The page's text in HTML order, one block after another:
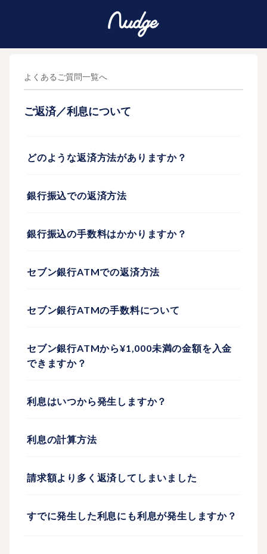
よくあるご質問一覧へ
ご返済／利息について
どのような返済方法がありますか？
銀行振込での返済方法
銀行振込の手数料はかかりますか？
セブン銀行ATMでの返済方法
セブン銀行ATMの手数料について
セブン銀行ATMから¥1,000未満の金額を入金
できますか？
利息はいつから発生しますか？
利息の計算方法
請求額より多く返済してしまいました
すでに発生した利息にも利息が発生しますか？